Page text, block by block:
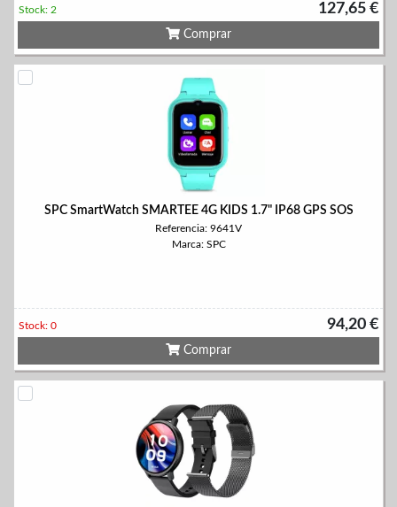
127,65 €
Stock: 2
Comprar
SPC SmartWatch SMARTEE 4G KIDS 1.7" IP68 GPS SOS
Referencia: 9641V
Marca: SPC
94,20 €
Stock: 0
Comprar